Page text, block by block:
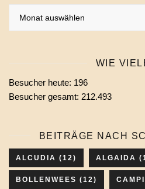
wählen
WIE
Besucher heute: 196
Besucher gesamt: 212.493
BEITRÄGE NACH
ALCUDIA (12) ALGAIDA
BOLLENWEES (12)